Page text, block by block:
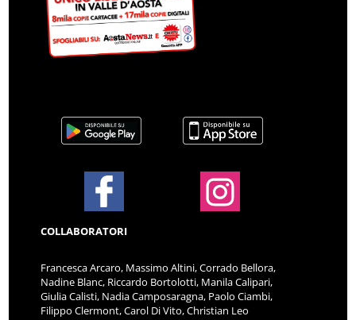
COLLABORATORI
Francesca Arcaro, Massimo Altini, Corrado Bellora,
Nadine Blanc, Riccardo Bortolotti, Manila Calipari,
Giulia Calisti, Nadia Camposaragna, Paolo Ciambi,
Filippo Clermont, Carol Di Vito, Christian Leo